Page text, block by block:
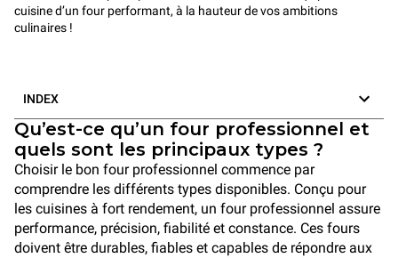
cuisine d’un four performant, à la hauteur de vos ambitions
culinaires !
INDEX
Qu’est-ce qu’un four professionnel et
quels sont les principaux types ?
Choisir le bon four professionnel commence par
comprendre les différents types disponibles. Conçu pour
les cuisines à fort rendement, un four professionnel assure
performance, précision, fiabilité et constance. Ces fours
doivent être durables, fiables et capables de répondre aux